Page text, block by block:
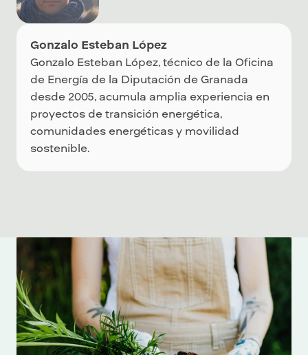
Gonzalo Esteban López
Gonzalo Esteban López, técnico de la Oficina
de Energía de la Diputación de Granada
desde 2005, acumula amplia experiencia en
proyectos de transición energética,
comunidades energéticas y movilidad
sostenible.